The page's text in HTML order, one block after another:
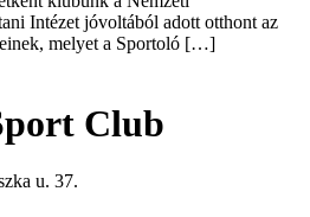
Intézet jóvoltából adott otthont az
melyet a Sportoló […]
Club
u. 37.